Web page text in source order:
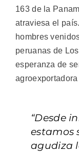
163 de la
atraviesa el
hombres
peruanas de
esperanza de
“Desde
estamos
agudiza